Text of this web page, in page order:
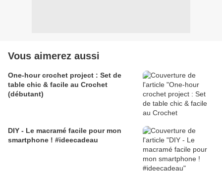
Vous aimerez aussi
One-hour crochet project : Set de
table chic & facile au Crochet
(débutant)
DIY - Le macramé facile pour mon
smartphone ! #ideecadeau